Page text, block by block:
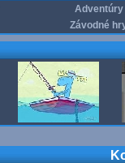
Adventúry
Závodné